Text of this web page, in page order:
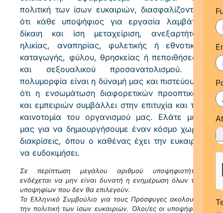
πολιτική των ίσων ευκαιριών, διασφαλίζοντας
ότι κάθε υποψήφιος για εργασία λαμβάνει
δίκαιη και ίση μεταχείριση, ανεξαρτήτως
ηλικίας, αναπηρίας, φυλετικής ή εθνοτικής
καταγωγής, φύλου, θρησκείας ή πεποιθήσεων
και σεξουαλικού προσανατολισμού. Η
πολυμορφία είναι η δύναμή μας και πιστεύουμε
ότι η ενσωμάτωση διαφορετικών προοπτικών
και εμπειριών συμβάλλει στην επιτυχία και την
καινοτομία του οργανισμού μας. Ελάτε μαζί
μας για να δημιουργήσουμε έναν κόσμο χωρίς
διακρίσεις, όπου ο καθένας έχει την ευκαιρία
να ευδοκιμήσει.
Σε περίπτωση μεγάλου αριθμού υποψηφιοτήτων
ενδέχεται να μην είναι δυνατή η ενημέρωση όλων των
υποψηφίων που δεν θα επιλεγούν.
Το Ελληνικό Συμβούλιο για τους Πρόσφυγες ακολουθεί
την πολιτική των ίσων ευκαιριών. Όλοι/ες οι υποψήφιοι/